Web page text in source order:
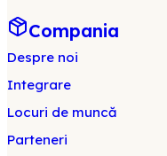
Compania
Despre noi
Integrare
Locuri de muncă
Parteneri